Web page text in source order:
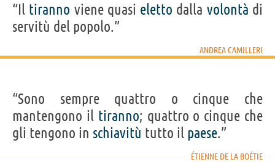
“Il tiranno viene quasi eletto dalla volontà di
servitù del popolo.”
ANDREA CAMILLERI
“Sono sempre quattro o cinque che
mantengono il tiranno; quattro o cinque che
gli tengono in schiavitù tutto il paese.”
ÉTIENNE DE LA BOÉTIE